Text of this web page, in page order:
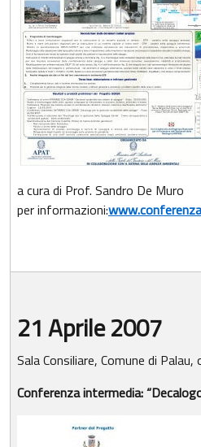
a cura di Prof. Sandro De Muro
per informazioni:
21 Aprile 2007
Sala Consiliare, Comune di Palau,
Conferenza intermedia: